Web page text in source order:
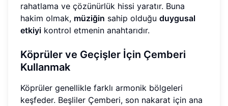
rahatlama ve çözünürlük hissi yaratır. Buna
hakim olmak, müziğin sahip olduğu duygusal
etkiyi kontrol etmenin anahtarıdır.
Köprüler ve Geçişler İçin Çemberi
Kullanmak
Köprüler genellikle farklı armonik bölgeleri
keşfeder. Beşliler Çemberi, son nakarat için ana